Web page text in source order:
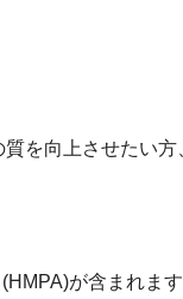
を向上させたい方
が含まれま